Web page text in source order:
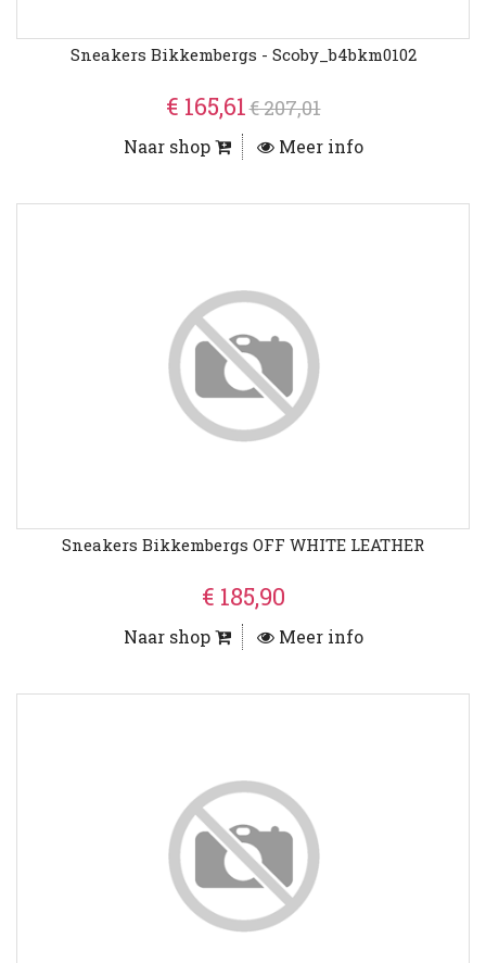
Sneakers Bikkembergs - Scoby_b4bkm0102
€ 165,61€ 207,01
Naar shop Meer info
Sneakers Bikkembergs OFF WHITE LEATHER
€ 185,90
Naar shop Meer info